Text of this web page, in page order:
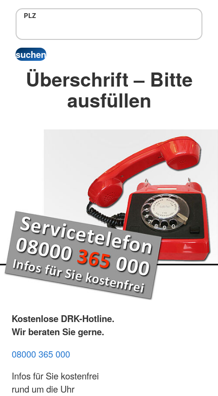
PLZ
Überschrift – Bitte
ausfüllen
Kostenlose DRK-Hotline.
Wir beraten Sie gerne.
08000 365 000
Infos für Sie kostenfrei
rund um die Uhr